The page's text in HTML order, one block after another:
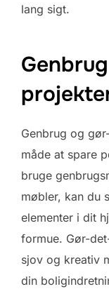
lang sigt.
Genbrug og
måde at spare
bruge
møbler, kan du
elementer i dit
formue. Gør-
sjov og kreativ
din